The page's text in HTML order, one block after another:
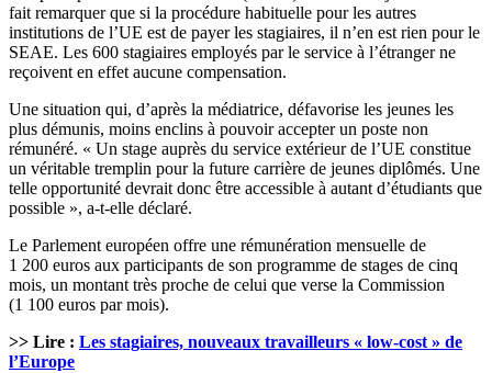
fait remarquer que si la procédure habituelle pour les autres
institutions de l’UE est de payer les stagiaires, il n’en est rien pour le
SEAE. Les 600 stagiaires employés par le service à l’étranger ne
reçoivent en effet aucune compensation.
Une situation qui, d’après la médiatrice, défavorise les jeunes les
plus démunis, moins enclins à pouvoir accepter un poste non
rémunéré. « Un stage auprès du service extérieur de l’UE constitue
un véritable tremplin pour la future carrière de jeunes diplômés. Une
telle opportunité devrait donc être accessible à autant d’étudiants que
possible », a-t-elle déclaré.
Le Parlement européen offre une rémunération mensuelle de
1 200 euros aux participants de son programme de stages de cinq
mois, un montant très proche de celui que verse la Commission
(1 100 euros par mois).
>> Lire : Les stagiaires, nouveaux travailleurs « low-cost » de
l’Europe